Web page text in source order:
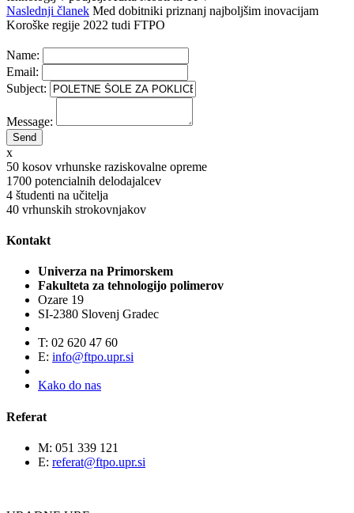
Naslednji članek Med dobitniki priznanj najboljšim inovacijam
Koroške regije 2022 tudi FTPO
Name:
Email:
Subject:
Message:
x
50 kosov vrhunske raziskovalne opreme
1700 potencialnih delodajalcev
4 študenti na učitelja
40 vrhunskih strokovnjakov
Kontakt
Univerza na Primorskem
Fakulteta za tehnologijo polimerov
Ozare 19
SI-2380 Slovenj Gradec
T: 02 620 47 60
E: info@ftpo.upr.si
Kako do nas
Referat
M: 051 339 121
E: referat@ftpo.upr.si